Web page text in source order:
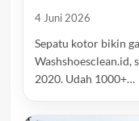
4 Juni 2026
Sepatu kotor bikin
Washshoesclean.id,
2020. Udah 1000+…